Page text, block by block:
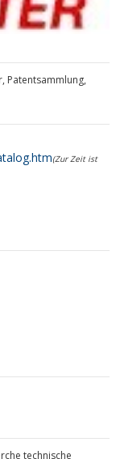
Patentsammlung,
(Zur Zeit ist
technische